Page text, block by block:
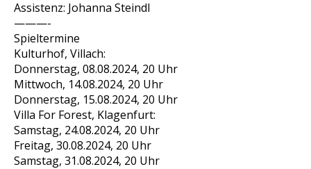
Assistenz: Johanna Steindl
———-
Spieltermine
Kulturhof, Villach:
Donnerstag, 08.08.2024, 20 Uhr
Mittwoch, 14.08.2024, 20 Uhr
Donnerstag, 15.08.2024, 20 Uhr
Villa For Forest, Klagenfurt:
Samstag, 24.08.2024, 20 Uhr
Freitag, 30.08.2024, 20 Uhr
Samstag, 31.08.2024, 20 Uhr